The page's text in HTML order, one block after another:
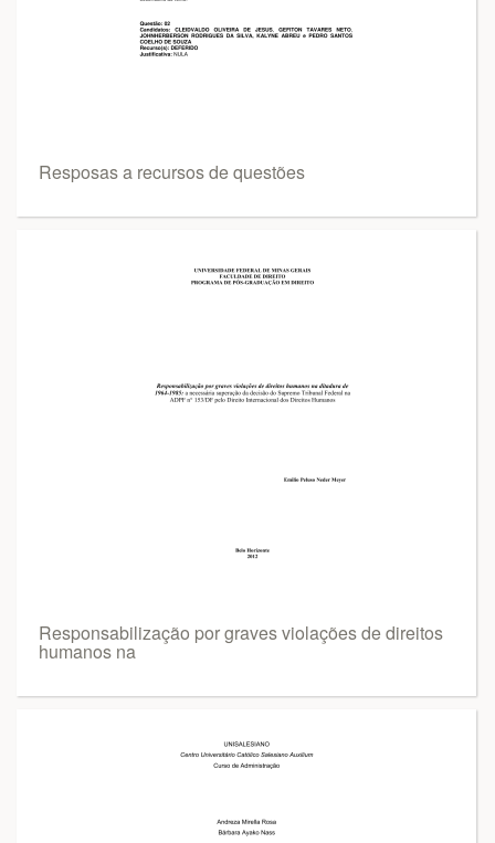
Resposas a recursos de questões
Responsabilização por graves violações de direitos
humanos na